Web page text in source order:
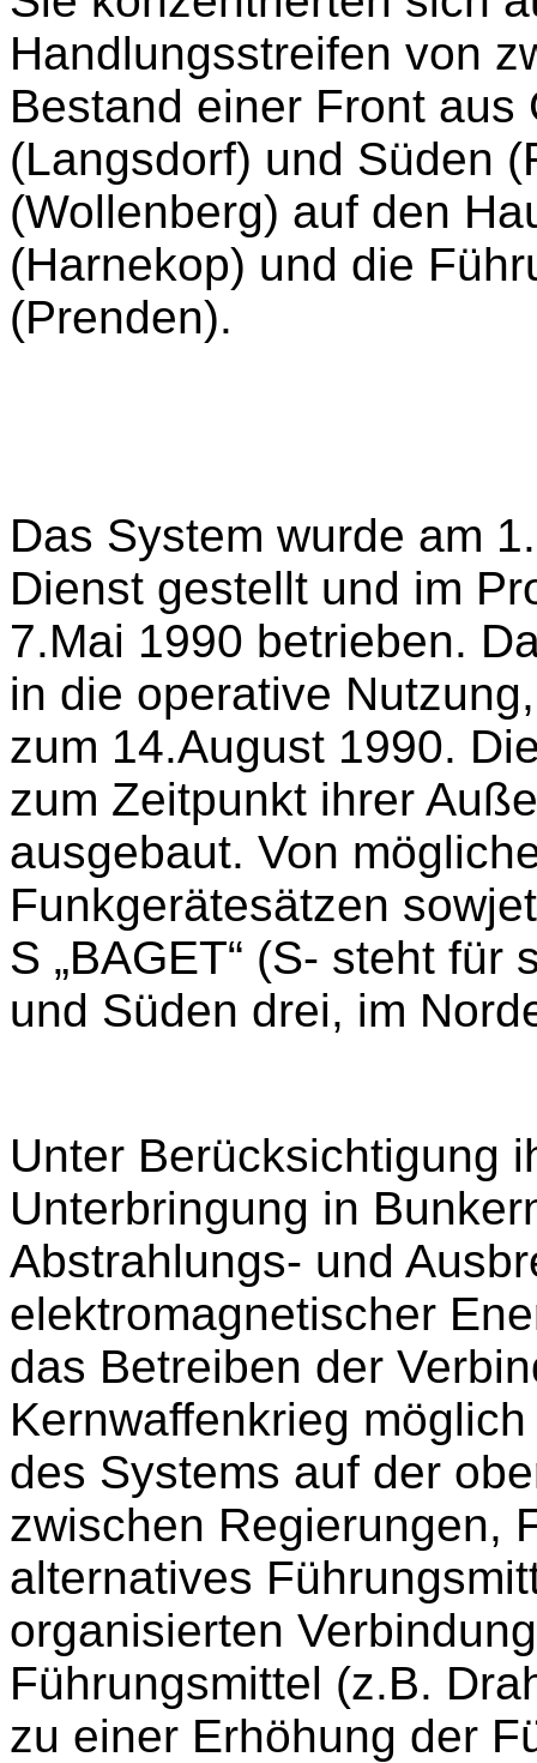
Handlungsstreifen von
Bestand einer Front aus
(Langsdorf) und Süden
(Wollenberg) auf den
(Harnekop) und die
(Prenden).
Das System wurde am
Dienst gestellt und im
7.Mai 1990 betrieben.
in die operative
zum 14.August 1990.
zum Zeitpunkt ihrer
ausgebaut. Von
Funkgerätesätzen
S „BAGET“ (S- steht
und Süden drei, im
Unter Berücksichtigung
Unterbringung in
Abstrahlungs- und
elektromagnetischer
das Betreiben der
Kernwaffenkrieg
des Systems auf der
zwischen Regierungen,
alternatives
organisierten
Führungsmittel (z.B.
zu einer Erhöhung der